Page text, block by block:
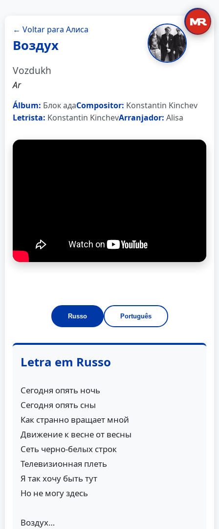
← Voltar para Алиса
Воздух
Vozdukh
Ar
Álbum: Блок адаCompositor: Konstantin Kinchev
Letrista: Konstantin KinchevArranjador: Alisa
Russo Português
Letra em Russo
Сегодня опять ночь
Сегодня опять сны
Как странно вращает мной
Движение к весне от весны
Сеть черно-белых строк
Телевизионная плеть
Я так хочу быть тут
Но не могу здесь
Воздух…